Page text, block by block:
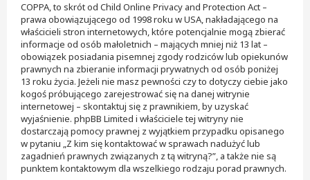
COPPA, to skrót od Child Online Privacy and Protection Act –
prawa obowiązującego od 1998 roku w USA, nakładającego na
właścicieli stron internetowych, które potencjalnie mogą zbierać
informacje od osób małoletnich – mających mniej niż 13 lat –
obowiązek posiadania pisemnej zgody rodziców lub opiekunów
prawnych na zbieranie informacji prywatnych od osób poniżej
13 roku życia. Jeżeli nie masz pewności czy to dotyczy ciebie jako
kogoś próbującego zarejestrować się na danej witrynie
internetowej – skontaktuj się z prawnikiem, by uzyskać
wyjaśnienie. phpBB Limited i właściciele tej witryny nie
dostarczają pomocy prawnej z wyjątkiem przypadku opisanego
w pytaniu „Z kim się kontaktować w sprawach nadużyć lub
zagadnień prawnych związanych z tą witryną?”, a także nie są
punktem kontaktowym dla wszelkiego rodzaju porad prawnych.